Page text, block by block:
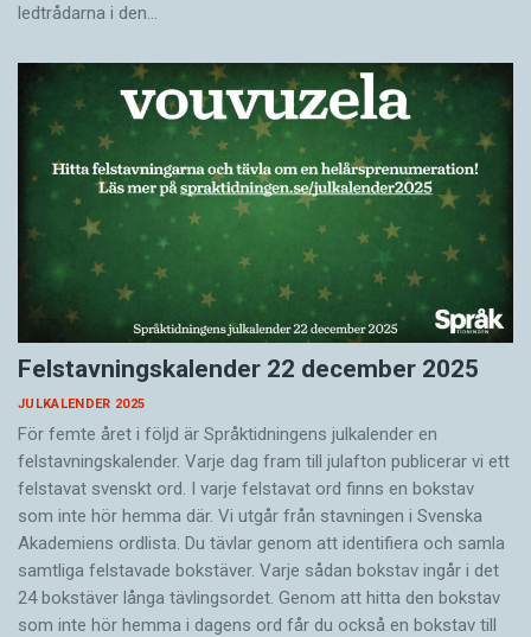
ledtrådarna i den…
Felstavningskalender 22 december 2025
JULKALENDER 2025
För femte året i följd är Språktidningens julkalender en
felstavningskalender. Varje dag fram till julafton publicerar vi ett
felstavat svenskt ord. I varje felstavat ord finns en bokstav
som inte hör hemma där. Vi utgår från stavningen i Svenska
Akademiens ordlista. Du tävlar genom att identifiera och samla
samtliga felstavade bokstäver. Varje sådan bokstav ingår i det
24 bokstäver långa tävlingsordet. Genom att hitta den bokstav
som inte hör hemma i dagens ord får du också en bokstav till